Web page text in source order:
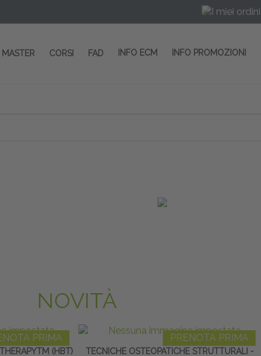
MASTER CORSI FAD INFO ECM INFO PROMOZIONI
NOVITÀ
PRIMA
(HBT)
PRENOTA PRIMA
TECNICHE OSTEOPATICHE STRUTTURALI -